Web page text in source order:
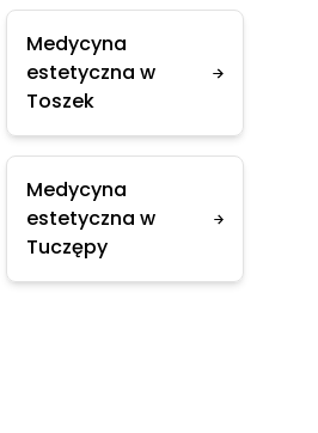
Medycyna
estetyczna w
Toszek
Medycyna
estetyczna w
Tuczępy